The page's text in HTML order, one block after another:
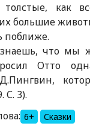
как
большие
поближе.
что мы
Отто
С. 3).
6+ Сказки